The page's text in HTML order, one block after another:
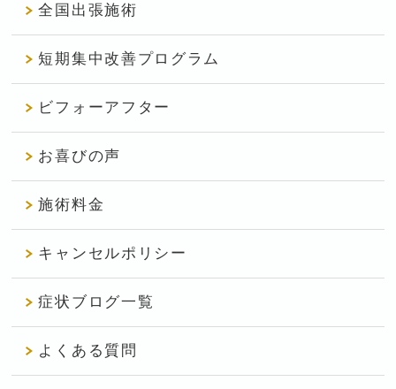
全国出張施術
短期集中改善プログラム
ビフォーアフター
お喜びの声
施術料金
キャンセルポリシー
症状ブログ一覧
よくある質問